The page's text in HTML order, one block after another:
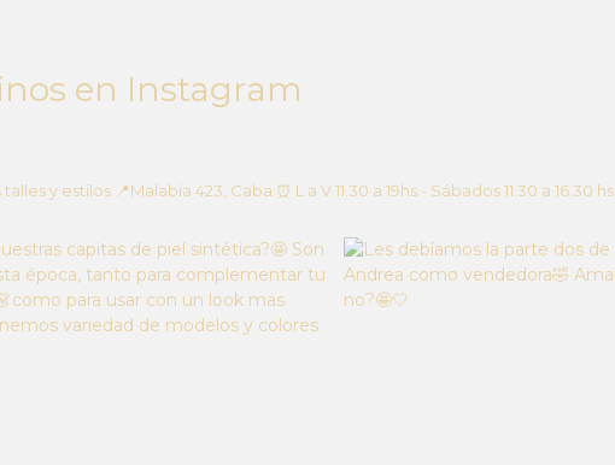
en Instagram
y estilos📍Malabia 423, Caba ⏰ L a V 11.30 a 19hs - Sábados 11.30 a 16.30 hs